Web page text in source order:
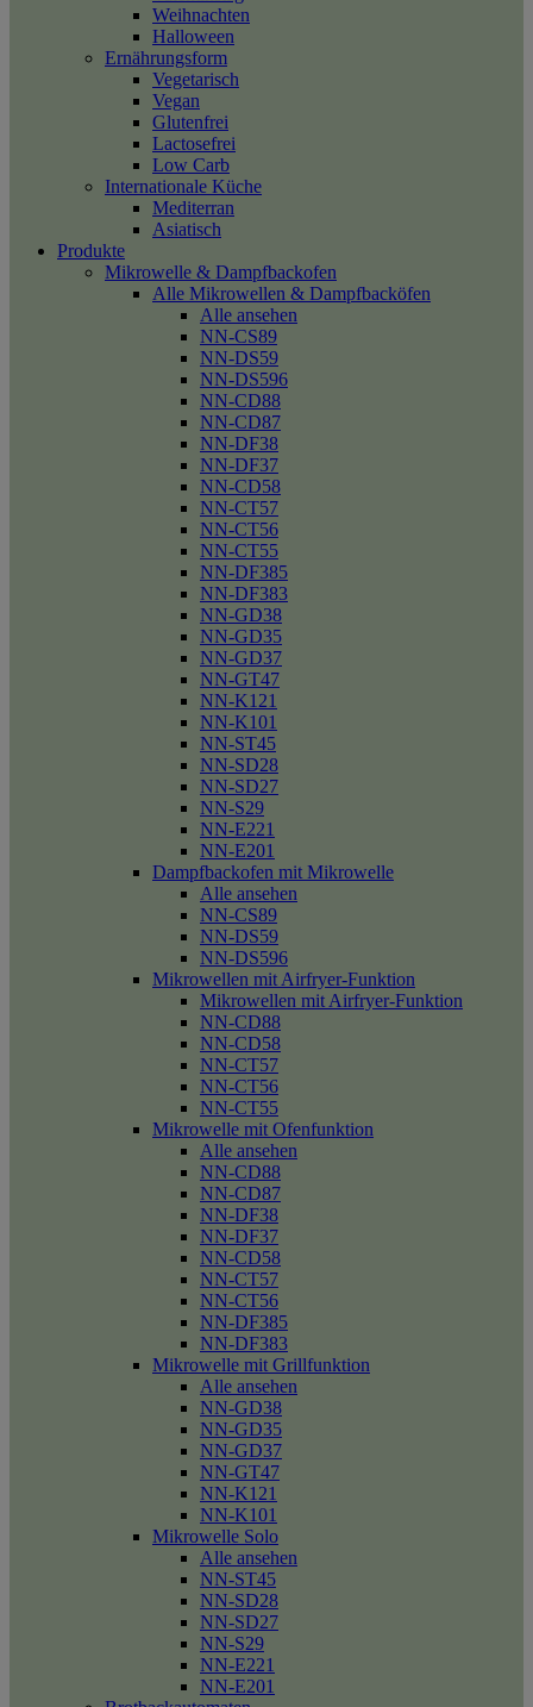
Weihnachten
Halloween
Ernährungsform
Vegetarisch
Vegan
Glutenfrei
Lactosefrei
Low Carb
Internationale Küche
Mediterran
Asiatisch
Produkte
Mikrowelle & Dampfbackofen
Alle Mikrowellen & Dampfbacköfen
Alle ansehen
NN-CS89
NN-DS59
NN-DS596
NN-CD88
NN-CD87
NN-DF38
NN-DF37
NN-CD58
NN-CT57
NN-CT56
NN-CT55
NN-DF385
NN-DF383
NN-GD38
NN-GD35
NN-GD37
NN-GT47
NN-K121
NN-K101
NN-ST45
NN-SD28
NN-SD27
NN-S29
NN-E221
NN-E201
Dampfbackofen mit Mikrowelle
Alle ansehen
NN-CS89
NN-DS59
NN-DS596
Mikrowellen mit Airfryer-Funktion
Mikrowellen mit Airfryer-Funktion
NN-CD88
NN-CD58
NN-CT57
NN-CT56
NN-CT55
Mikrowelle mit Ofenfunktion
Alle ansehen
NN-CD88
NN-CD87
NN-DF38
NN-DF37
NN-CD58
NN-CT57
NN-CT56
NN-DF385
NN-DF383
Mikrowelle mit Grillfunktion
Alle ansehen
NN-GD38
NN-GD35
NN-GD37
NN-GT47
NN-K121
NN-K101
Mikrowelle Solo
Alle ansehen
NN-ST45
NN-SD28
NN-SD27
NN-S29
NN-E221
NN-E201